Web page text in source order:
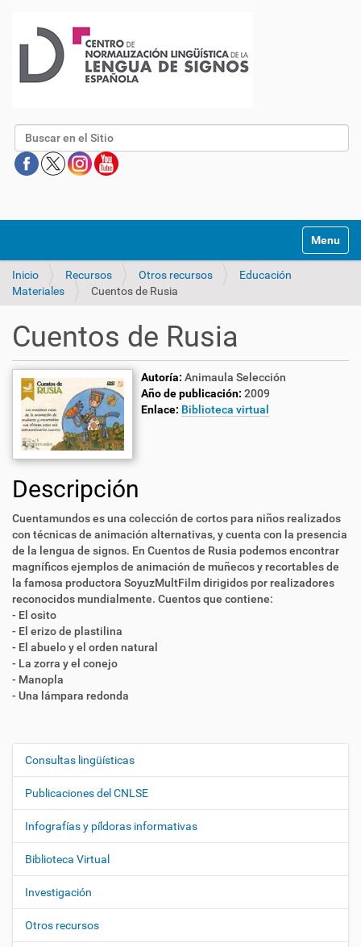
Buscar
Mostrar/
Inicio Recursos Otros recursos
Educación
Materiales
Cuentos de Rusia
Cuentos de Rusia
Autoría: Animaula Selección
Año de publicación: 2009
Enlace: Biblioteca virtual
Descripción
Cuentamundos es una colección de cortos para niños realizados
con técnicas de animación alternativas, y cuenta con la presencia
de la lengua de signos. En Cuentos de Rusia podemos encontrar
magníficos ejemplos de animación de muñecos y recortables de
la famosa productora SoyuzMultFilm dirigidos por realizadores
reconocidos mundialmente. Cuentos que contiene:
- El osito
- El erizo de plastilina
- El abuelo y el orden natural
- La zorra y el conejo
- Manopla
- Una lámpara redonda
N
e
g
a
c
i
ó
Consultas lingüísticas
Publicaciones del CNLSE
Infografías y píldoras informativas
Biblioteca Virtual
Investigación
Otros recursos